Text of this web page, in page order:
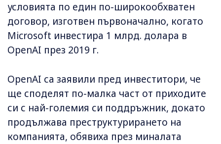
условията по един по-широкообхватен
договор, изготвен първоначално, когато
Microsoft инвестира 1 млрд. долара в
OpenAI през 2019 г.
OpenAI са заявили пред инвеститори, че
ще споделят по-малка част от приходите
си с най-големия си поддръжник, докато
продължава преструктурирането на
компанията, обявиха през миналата